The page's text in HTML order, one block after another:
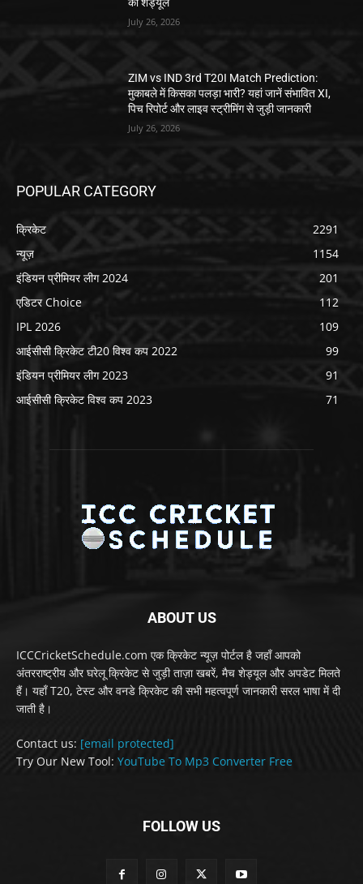
July 26, 2026
ZIM vs IND 3rd T20I Match Prediction:
मुकाबले में किसका पलड़ा भारी? यहां जानें संभावित XI,
पिच रिपोर्ट और लाइव स्ट्रीमिंग से जुड़ी जानकारी
July 26, 2026
POPULAR CATEGORY
क्रिकेट
2291
न्यूज़
1154
इंडियन प्रीमियर लीग 2024
201
एडिटर Choice
112
IPL 2026
109
आईसीसी क्रिकेट टी20 विश्व कप 2022
99
इंडियन प्रीमियर लीग 2023
91
आईसीसी क्रिकेट विश्व कप 2023
71
ABOUT US
ICCCricketSchedule.com एक क्रिकेट न्यूज़ पोर्टल है जहाँ आपको
अंतरराष्ट्रीय और घरेलू क्रिकेट से जुड़ी ताज़ा खबरें, मैच शेड्यूल और अपडेट मिलते
हैं। यहाँ T20, टेस्ट और वनडे क्रिकेट की सभी महत्वपूर्ण जानकारी सरल भाषा में दी
जाती है।
Contact us: [email protected]
Try Our New Tool: YouTube To Mp3 Converter Free
FOLLOW US